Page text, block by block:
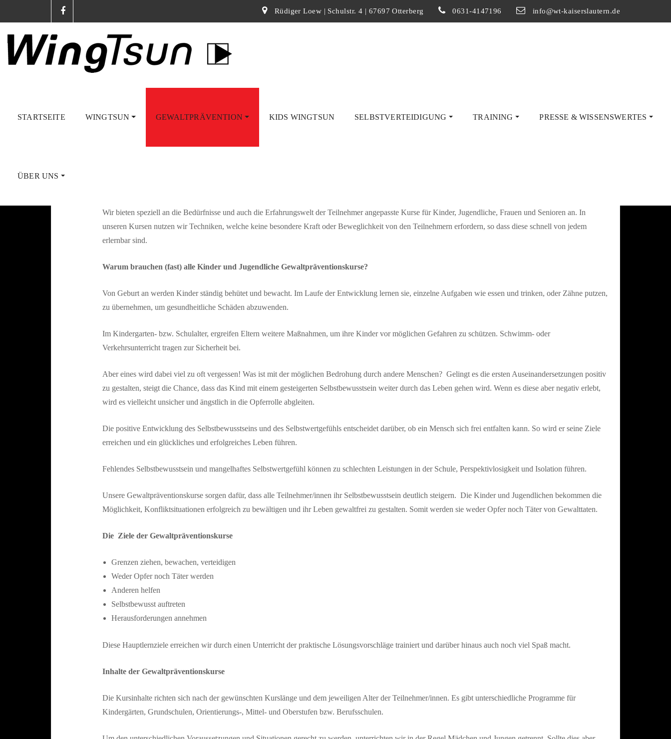
Rüdiger Loew | Schulstr. 4 | 67697 Otterberg 0631-4147196 info@wt-kaiserslautern.de
STARTSEITE WINGTSUN GEWALTPRÄVENTION KIDS WINGTSUN SELBSTVERTEIDIGUNG TRAINING PRESSE & WISSENSWERTES
ÜBER UNS
Wir bieten speziell an die Bedürfnisse und auch die Erfahrungswelt der Teilnehmer angepasste Kurse für Kinder, Jugendliche, Frauen und Senioren an. In
unseren Kursen nutzen wir Techniken, welche keine besondere Kraft oder Beweglichkeit von den Teilnehmern erfordern, so dass diese schnell von jedem
erlernbar sind.
Warum brauchen (fast) alle Kinder und Jugendliche Gewaltpräventionskurse?
Von Geburt an werden Kinder ständig behütet und bewacht. Im Laufe der Entwicklung lernen sie, einzelne Aufgaben wie essen und trinken, oder Zähne putzen,
zu übernehmen, um gesundheitliche Schäden abzuwenden.
Im Kindergarten- bzw. Schulalter, ergreifen Eltern weitere Maßnahmen, um ihre Kinder vor möglichen Gefahren zu schützen. Schwimm- oder
Verkehrsunterricht tragen zur Sicherheit bei.
Aber eines wird dabei viel zu oft vergessen! Was ist mit der möglichen Bedrohung durch andere Menschen? Gelingt es die ersten Auseinandersetzungen positiv
zu gestalten, steigt die Chance, dass das Kind mit einem gesteigerten Selbstbewusstsein weiter durch das Leben gehen wird. Wenn es diese aber negativ erlebt,
wird es vielleicht unsicher und ängstlich in die Opferrolle abgleiten.
Die positive Entwicklung des Selbstbewusstseins und des Selbstwertgefühls entscheidet darüber, ob ein Mensch sich frei entfalten kann. So wird er seine Ziele
erreichen und ein glückliches und erfolgreiches Leben führen.
Fehlendes Selbstbewusstsein und mangelhaftes Selbstwertgefühl können zu schlechten Leistungen in der Schule, Perspektivlosigkeit und Isolation führen.
Unsere Gewaltpräventionskurse sorgen dafür, dass alle Teilnehmer/innen ihr Selbstbewusstsein deutlich steigern. Die Kinder und Jugendlichen bekommen die
Möglichkeit, Konfliktsituationen erfolgreich zu bewältigen und ihr Leben gewaltfrei zu gestalten. Somit werden sie weder Opfer noch Täter von Gewalttaten.
Die Ziele der Gewaltpräventionskurse
Grenzen ziehen, bewachen, verteidigen
Weder Opfer noch Täter werden
Anderen helfen
Selbstbewusst auftreten
Herausforderungen annehmen
Diese Hauptlernziele erreichen wir durch einen Unterricht der praktische Lösungsvorschläge trainiert und darüber hinaus auch noch viel Spaß macht.
Inhalte der Gewaltpräventionskurse
Die Kursinhalte richten sich nach der gewünschten Kurslänge und dem jeweiligen Alter der Teilnehmer/innen. Es gibt unterschiedliche Programme für
Kindergärten, Grundschulen, Orientierungs-, Mittel- und Oberstufen bzw. Berufsschulen.